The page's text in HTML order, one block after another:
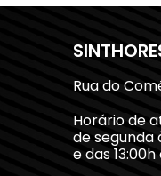
Rua do
Horário de
de segunda
e das 13:00h